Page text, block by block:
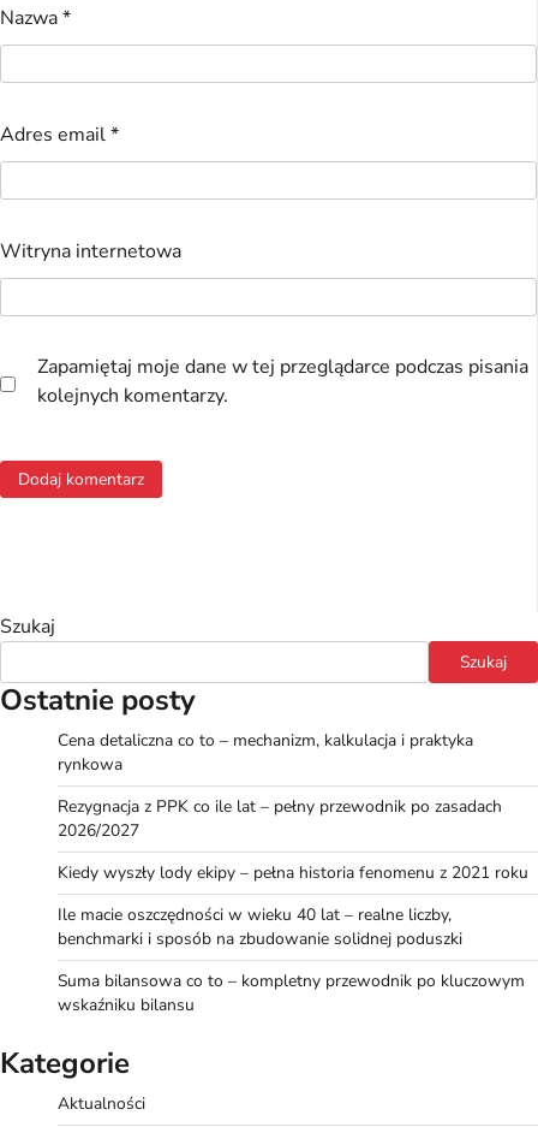
Nazwa*
Adres email*
Witryna internetowa
Zapamiętaj moje dane w tej przeglądarce podczas pisania
kolejnych komentarzy.
Szukaj
Szukaj
Ostatnie posty
Cena detaliczna co to – mechanizm, kalkulacja i praktyka
rynkowa
Rezygnacja z PPK co ile lat – pełny przewodnik po zasadach
2026/2027
Kiedy wyszły lody ekipy – pełna historia fenomenu z 2021 roku
Ile macie oszczędności w wieku 40 lat – realne liczby,
benchmarki i sposób na zbudowanie solidnej poduszki
Suma bilansowa co to – kompletny przewodnik po kluczowym
wskaźniku bilansu
Kategorie
Aktualności